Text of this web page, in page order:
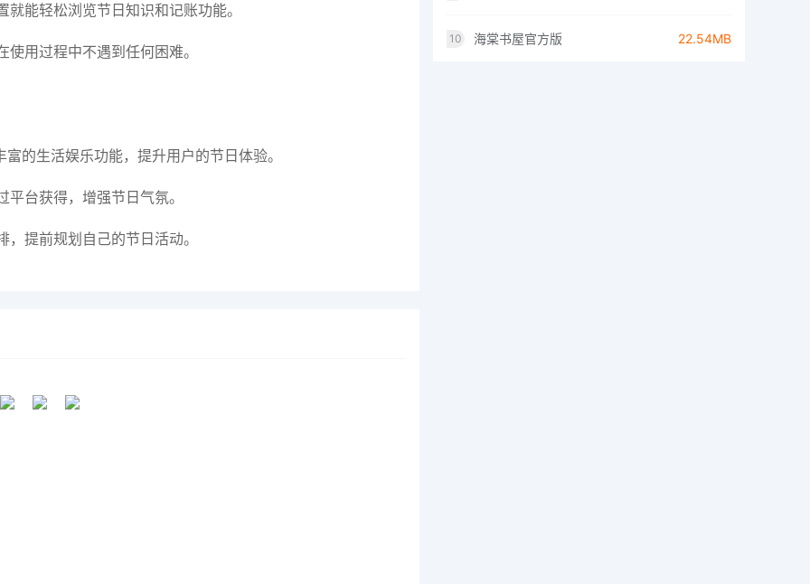
能轻松浏览节日知识和记账功能。
用过程中不遇到任何困难。
的生活娱乐功能，提升用户的节日体验。
台获得，增强节日气氛。
提前规划自己的节日活动。
10 海棠书屋官方版 22.54MB